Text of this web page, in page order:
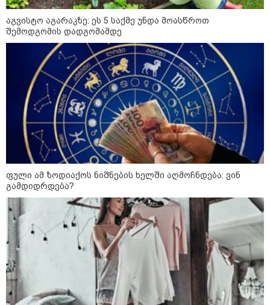
კატეგორიის ყველა სიახლე
„რუსთაველზე მდებარე
სასტუმროები 40-50%-იან
გაუქმებებს იღებენ, საკმაოდ დიდი
ზარალისკენ წავალთ - მეგონა,
ვიღაც მოიფიქრებდა და ბიზნესს
შეხვდებოდა“
17.2 მლნ ლარი თბილისის
საბავშვო ბაღების საკვებისთვის -
რა პროდუქტებს ყიდულობს
სახელმწიფო
„ფასები 2-3 წელში გაორმაგდება“
- ლოკაციები თბილისის
შემოგარენში, სადაც შესაძლოა,
მიწები გაძვირდეს
აგვისტო აგარაკზე: ეს 5 საქმე უნდა მოასწროთ
შემოდგომის დადგომამდე
ფული ამ ზოდიაქოს ნიშნების ხელში აღმოჩნდება: ვინ
გამდიდრდება?